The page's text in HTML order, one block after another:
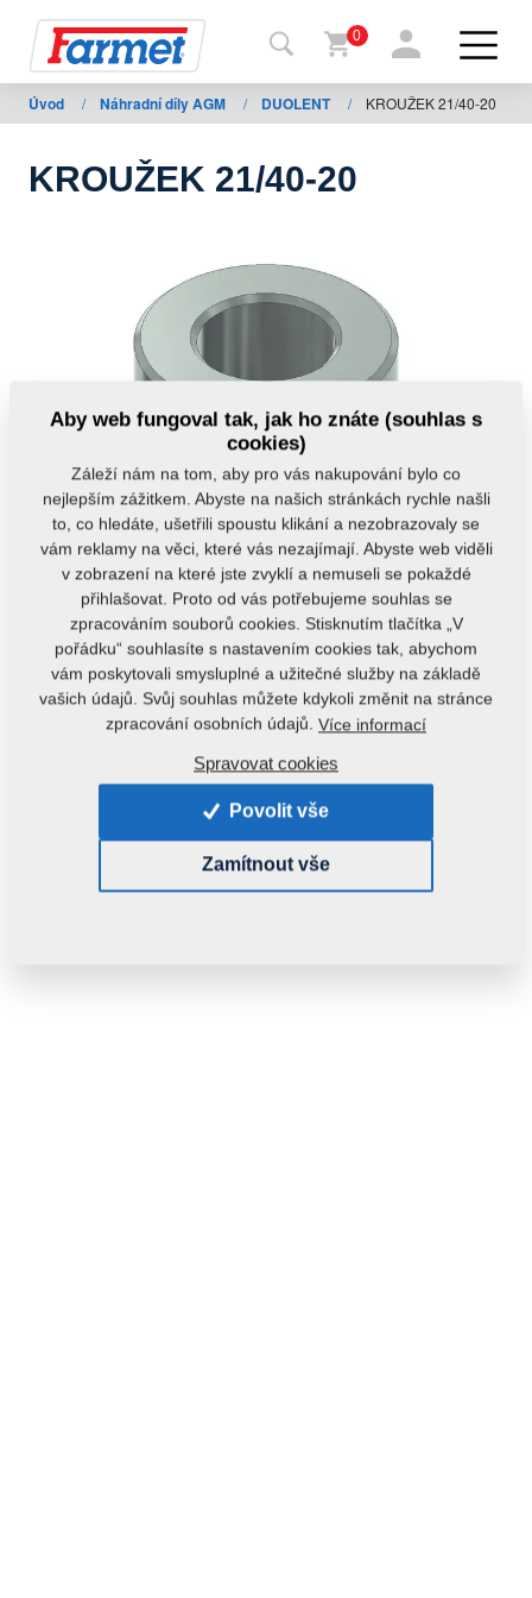
Zpět
na
stažení
0
Úvod / Náhradní díly AGM / DUOLENT / KROUŽEK 21/40-20
KROUŽEK 21/40-20
Kód produktu: 4008058
Původní katalogové číslo:
VZ00019974
Tento díl je použitelný i pro následující stroje:
Hmotnost: 0,1410 kg
Aby web fungoval tak, jak ho znáte (souhlas s
cookies)
Záleží nám na tom, aby pro vás nakupování bylo co
nejlepším zážitkem. Abyste na našich stránkách rychle našli
to, co hledáte, ušetřili spoustu klikání a nezobrazovaly se
vám reklamy na věci, které vás nezajímají. Abyste web viděli
v zobrazení na které jste zvyklí a nemuseli se pokaždé
přihlašovat. Proto od vás potřebujeme souhlas se
zpracováním souborů cookies. Stisknutím tlačítka „V
pořádku“ souhlasíte s nastavením cookies tak, abychom
vám poskytovali smysluplné a užitečné služby na základě
vašich údajů. Svůj souhlas můžete kdykoli změnit na stránce
zpracování osobních údajů. Více informací
Spravovat cookies
Povolit vše
Zamítnout vše